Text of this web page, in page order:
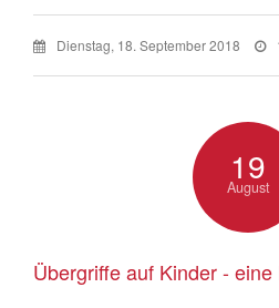
Dienstag, 18. September 2018
19
August
Übergriffe auf Kinder -